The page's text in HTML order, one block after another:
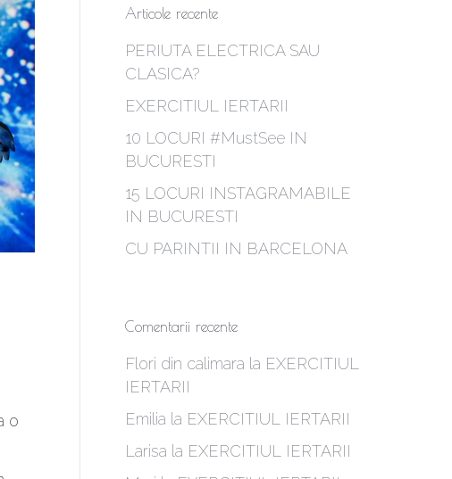
o
Articole recente
PERIUTA ELECTRICA SAU
CLASICA?
EXERCITIUL IERTARII
10 LOCURI #MustSee IN
BUCURESTI
15 LOCURI INSTAGRAMABILE
IN BUCURESTI
CU PARINTII IN BARCELONA
Comentarii recente
Flori din calimara la EXERCITIUL
IERTARII
Emilia la EXERCITIUL IERTARII
Larisa la EXERCITIUL IERTARII